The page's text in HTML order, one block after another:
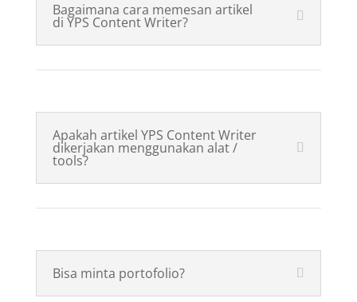
Bagaimana cara memesan artikel
di YPS Content Writer?
Apakah artikel YPS Content Writer
dikerjakan menggunakan alat /
tools?
Bisa minta portofolio?